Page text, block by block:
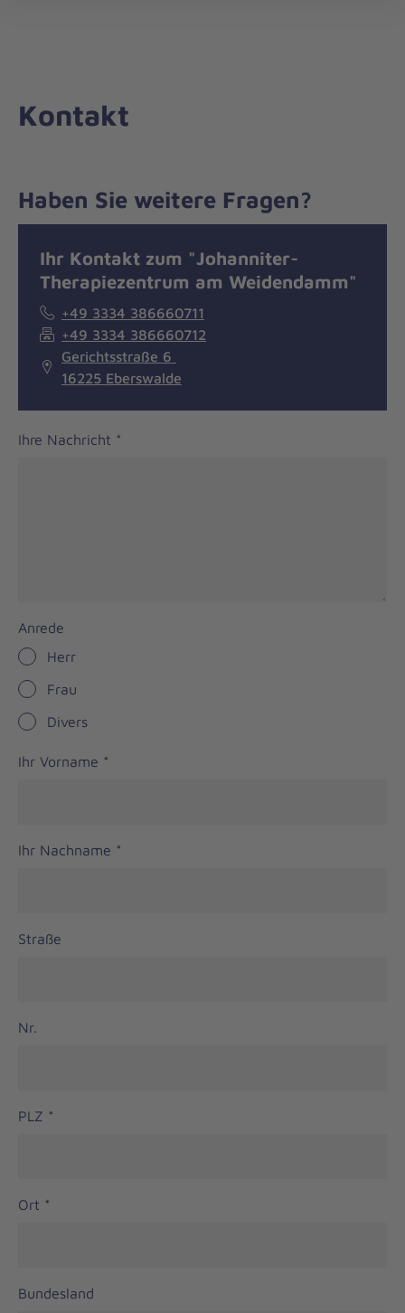
zum
Kontakt
Haben Sie weitere Fragen?
Ihr Kontakt zum "Johanniter-
Therapiezentrum am Weidendamm"
+49 3334 386660711
+49 3334 386660712
Gerichtsstraße 6
16225 Eberswalde
Ihre Nachricht *
Anrede
Herr
Frau
Divers
Ihr Vorname *
Ihr Nachname *
Straße
Nr.
PLZ *
Ort *
Bundesland